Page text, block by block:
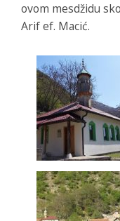
ovom mesdžidu
Arif ef. Macić.